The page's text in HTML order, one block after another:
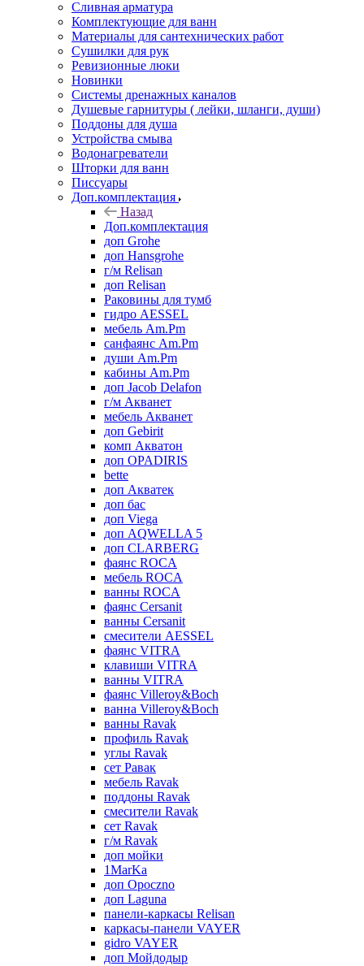
Сливная арматура
Комплектующие для ванн
Материалы для сантехнических работ
Сушилки для рук
Ревизионные люки
Новинки
Системы дренажных каналов
Душевые гарнитуры ( лейки, шланги, души)
Поддоны для душа
Устройства смыва
Водонагреватели
Шторки для ванн
Писсуары
Доп.комплектация
Назад
Доп.комплектация
доп Grohe
доп Hansgrohe
г/м Relisan
доп Relisan
Раковины для тумб
гидро AESSEL
мебель Am.Pm
санфаянс Am.Pm
души Am.Pm
кабины Am.Pm
доп Jacob Delafon
г/м Акванет
мебель Акванет
доп Gebirit
комп Акватон
доп OPADIRIS
bette
доп Акватек
доп бас
доп Viega
доп AQWELLA 5
доп CLARBERG
фаянс ROCA
мебель ROCA
ванны ROCA
фаянс Cersanit
ванны Cersanit
смесители AESSEL
фаянс VITRA
клавиши VITRA
ванны VITRA
фаянс Villeroy&Boch
ванна Villeroy&Boch
ванны Ravak
профиль Ravak
углы Ravak
сет Равак
мебель Ravak
поддоны Ravak
смесители Ravak
сет Ravak
г/м Ravak
доп мойки
1MarKa
доп Opoczno
доп Laguna
панели-каркасы Relisan
каркасы-панели VAYER
gidro VAYER
доп Мойдодыр